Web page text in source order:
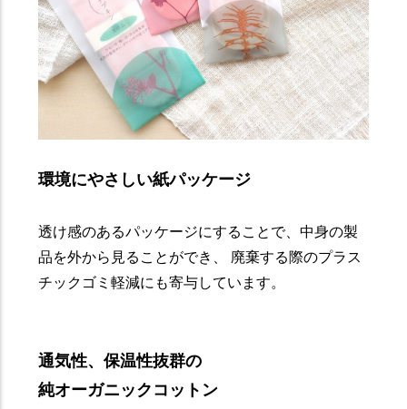
環境にやさしい紙パッケージ
透け感のあるパッケージにすることで、中身の製
品を外から見ることができ、 廃棄する際のプラス
チックゴミ軽減にも寄与しています。
通気性、保温性抜群の
純オーガニックコットン